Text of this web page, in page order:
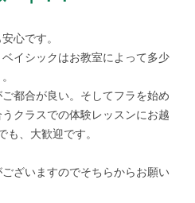
心です。
イシックはお教室によって多少
都合が良い。そしてフラを始め
クラスでの体験レッスンにお越
も、大歓迎です。
ございますのでそちらからお願い